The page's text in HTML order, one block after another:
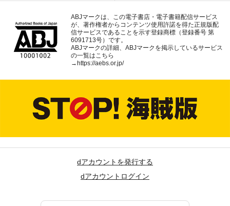
ABJマークは、この電子書店・電子書籍配信サービス
が、著作権者からコンテンツ使用許諾を得た正規版配
信サービスであることを示す登録商標（登録番号 第
6091713号）です。
ABJマークの詳細、ABJマークを掲示しているサービス
の一覧はこちら
→https://aebs.or.jp/
dアカウントを発行する
dアカウントログイン